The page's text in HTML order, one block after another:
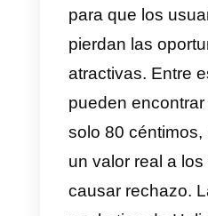
innovadora
marca de
en Brasil,
extendió a
Argentina,
Paraguay.